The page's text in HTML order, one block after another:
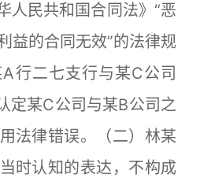
人民共和国合同法》“恶
益的合同无效”的法律规
行二七支行与某C公司
定某C公司与某B公司之
法律错误。（二）林某
时认知的表达，不构成